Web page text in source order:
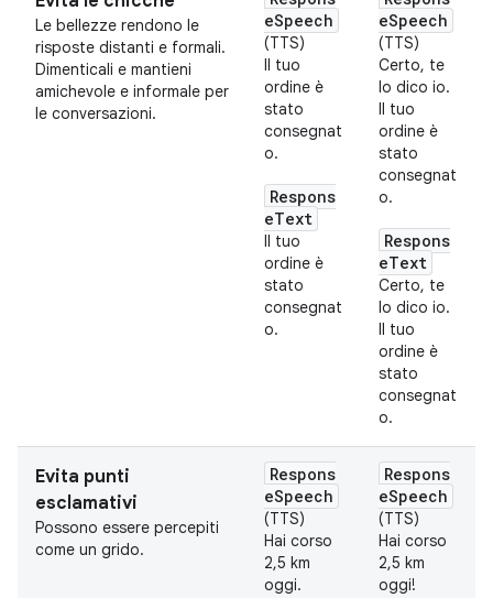
Le bellezze rendono le
risposte distanti e formali.
Dimenticali e mantieni
amichevole e informale per
le conversazioni.
eSpeech
(TTS)
Il tuo
ordine è
stato
consegnat
o.
Respons
eText
Il tuo
ordine è
stato
consegnat
o.
eSpeech
(TTS)
Certo, te
lo dico io.
Il tuo
ordine è
stato
consegnat
o.
Respons
eText
Certo, te
lo dico io.
Il tuo
ordine è
stato
consegnat
o.
Evita punti
esclamativi
Possono essere percepiti
come un grido.
Respons
eSpeech
(TTS)
Hai corso
2,5 km
oggi.
Respons
eSpeech
(TTS)
Hai corso
2,5 km
oggi!